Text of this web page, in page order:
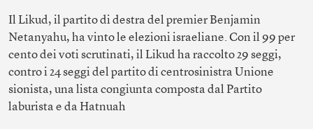
Il Likud, il partito di destra del premier Benjamin
Netanyahu, ha vinto le elezioni israeliane. Con il 99 per
cento dei voti scrutinati, il Likud ha raccolto 29 seggi,
contro i 24 seggi del partito di centrosinistra Unione
sionista, una lista congiunta composta dal Partito
laburista e da Hatnuah